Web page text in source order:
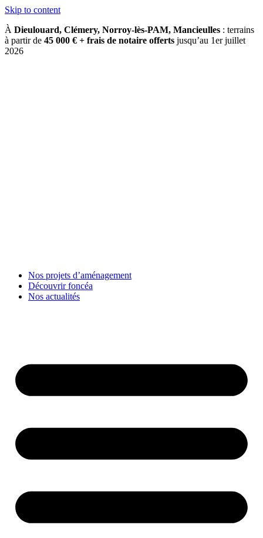
Skip to content
À Dieulouard, Clémery, Norroy-lès-PAM, Mancieulles : terrains
à partir de 45 000 € + frais de notaire offerts jusqu’au 1er juillet
2026
Nos projets d’aménagement
Découvrir foncéa
Nos actualités